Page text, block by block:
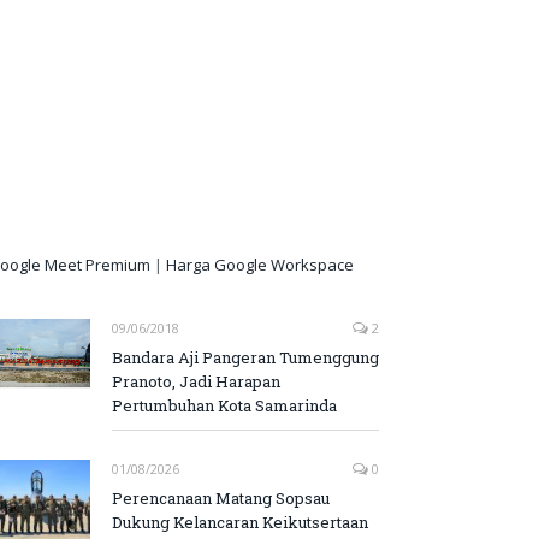
Meet Premium | Harga Google Workspace
09/06/2018 2
Bandara Aji Pangeran Tumenggung
Pranoto, Jadi Harapan
Pertumbuhan Kota Samarinda
01/08/2026 0
Perencanaan Matang Sopsau
Dukung Kelancaran Keikutsertaan